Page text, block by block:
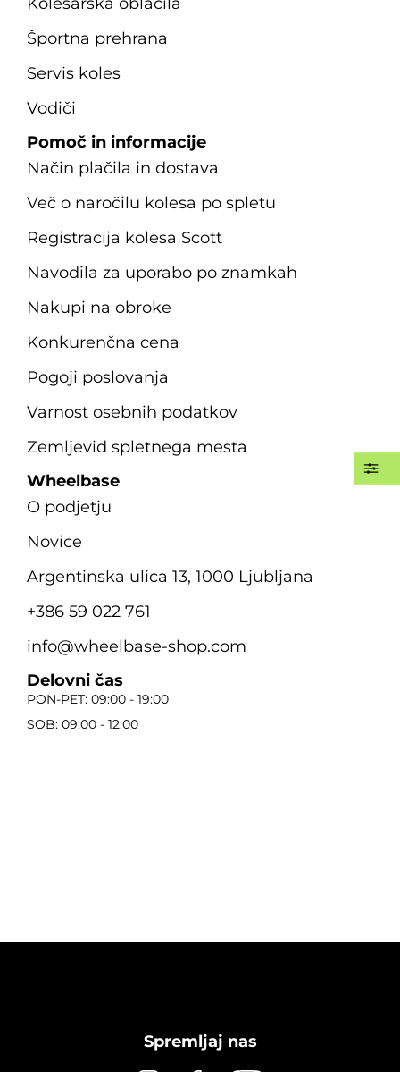
Kolesarska oblačila
Športna prehrana
Servis koles
Vodiči
Pomoč in informacije
Način plačila in dostava
Več o naročilu kolesa po spletu
Registracija kolesa Scott
Navodila za uporabo po znamkah
Nakupi na obroke
Konkurenčna cena
Pogoji poslovanja
Varnost osebnih podatkov
Zemljevid spletnega mesta
Wheelbase
O podjetju
Novice
Argentinska ulica 13, 1000 Ljubljana
+386 59 022 761
info@wheelbase-shop.com
Delovni čas
PON-PET: 09:00 - 19:00
SOB: 09:00 - 12:00
Spremljaj nas